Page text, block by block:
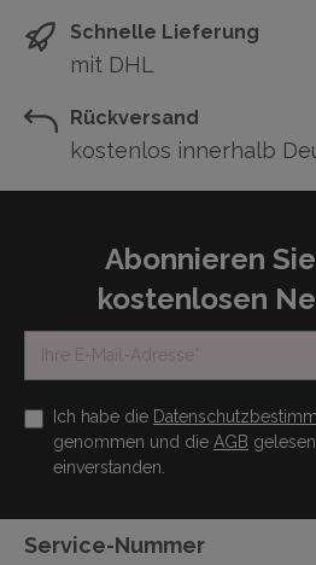
Schnelle Lieferung
mit DHL
Rückversand
kostenlos innerhalb
Abonnieren
kostenlosen
Ich habe die
genommen und die AGB
einverstanden.
Service-Nummer